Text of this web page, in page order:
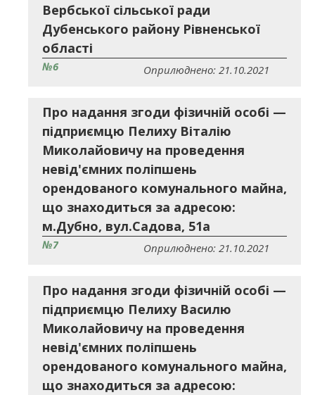
Вербської сільської ради
Дубенського району Рівненської
області
№6 Оприлюднено: 21.10.2021
Про надання згоди фізичній особі —
підприємцю Пелиху Віталію
Миколайовичу на проведення
невід'ємних поліпшень
орендованого комунального майна,
що знаходиться за адресою:
м.Дубно, вул.Садова, 51а
№7 Оприлюднено: 21.10.2021
Про надання згоди фізичній особі —
підприємцю Пелиху Василю
Миколайовичу на проведення
невід'ємних поліпшень
орендованого комунального майна,
що знаходиться за адресою: